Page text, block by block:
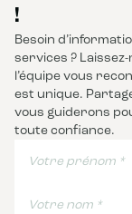
!
Besoin
services ?
l’équipe vous
est unique.
vous guiderons
toute confiance.